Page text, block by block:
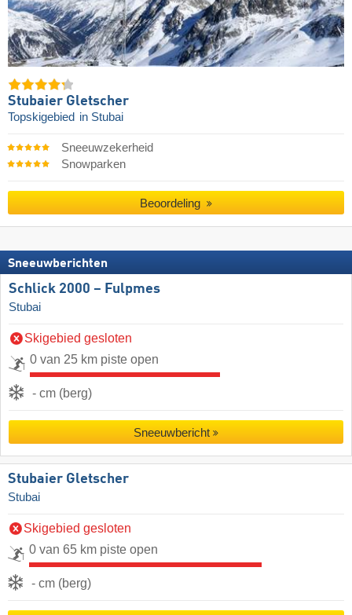
Stubaier Gletscher
Topskigebied in Stubai
Sneeuwzekerheid
Snowparken
Beoordeling
Sneeuwberichten
Schlick 2000 – Fulpmes
Stubai
Skigebied gesloten
0 van 25 km piste open
- cm (berg)
Sneeuwbericht
Stubaier Gletscher
Stubai
Skigebied gesloten
0 van 65 km piste open
- cm (berg)